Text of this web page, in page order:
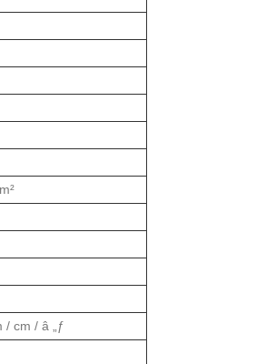
cm / â „ƒ